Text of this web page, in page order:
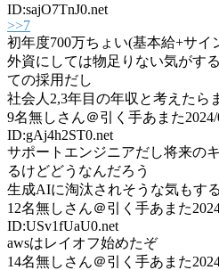
ID:sajO7TnJ0.net
>>7
初年度700万ちょい(基本給+サイ
外資にしては物足りない気がす
ての採用だし
社会人2,3年目の年収と考えたら
9名無しさん＠引く手あまた
ID:gAj4h2ST0.net
サポートエンジニアだし将来の
るけどどうなんだろう
生成AIに淘汰されそうな気もす
12名無しさん＠引く手あまた
ID:USv1fUaU0.net
awsはレイオフ始めたぞ
14名無しさん＠引く手あまた